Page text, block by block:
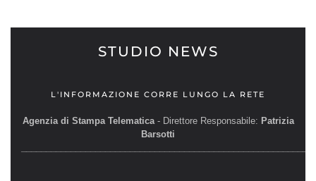
STUDIO NEWS
L'INFORMAZIONE CORRE LUNGO LA RETE
Agenzia di Stampa Telematica- Direttore Responsabile: Patrizia
Barsotti